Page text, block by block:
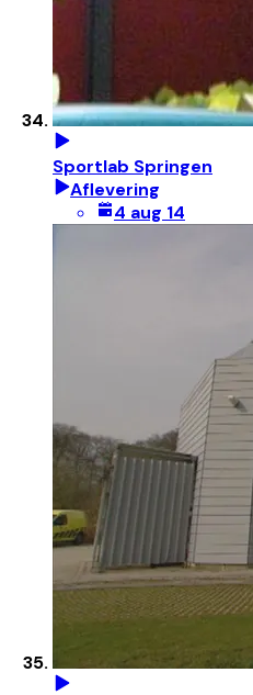
Sportlab Springen
Aflevering
4 aug 14